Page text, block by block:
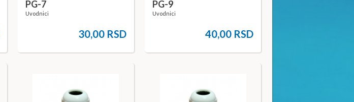
PG-7
Uvodnici
30,00 RSD
PG-9
Uvodnici
40,00 RSD